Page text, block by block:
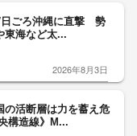
日ごろ沖縄に直撃 勢
海など太...
2026年8月3日
の活断層は力を蓄え危
構造線》M...